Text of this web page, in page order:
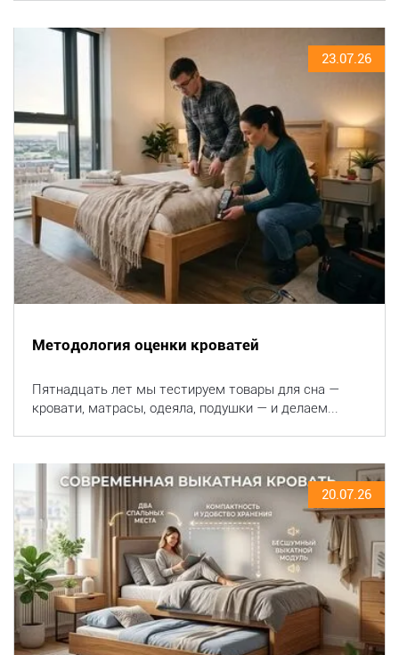
23.07.26
Методология оценки кроватей
Пятнадцать лет мы тестируем товары для сна —
кровати, матрасы, одеяла, подушки — и делаем...
20.07.26